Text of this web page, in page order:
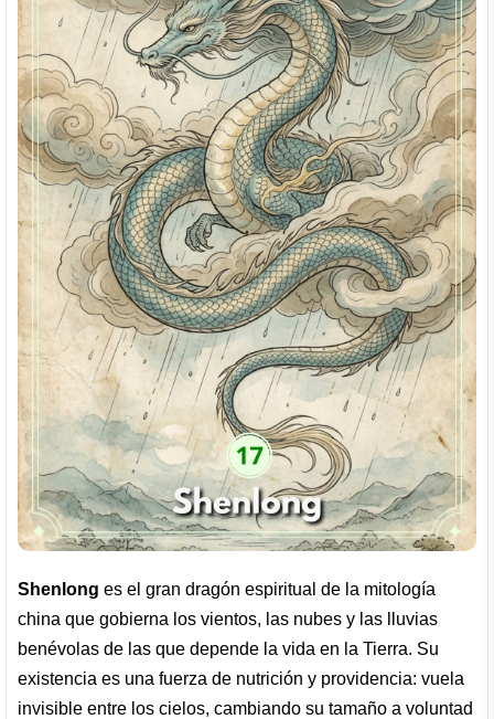
Shenlong es el gran dragón espiritual de la mitología
china que gobierna los vientos, las nubes y las lluvias
benévolas de las que depende la vida en la Tierra. Su
existencia es una fuerza de nutrición y providencia: vuela
invisible entre los cielos, cambiando su tamaño a voluntad